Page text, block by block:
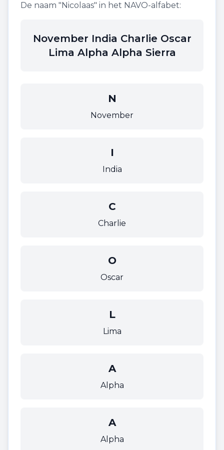
De naam "Nicolaas" in het NAVO-alfabet:
November India Charlie Oscar
Lima Alpha Alpha Sierra
N
November
I
India
C
Charlie
O
Oscar
L
Lima
A
Alpha
A
Alpha